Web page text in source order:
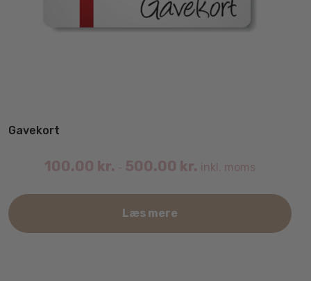
Gavekort
100.00 kr. – 500.00 kr. inkl. moms
Læs mere